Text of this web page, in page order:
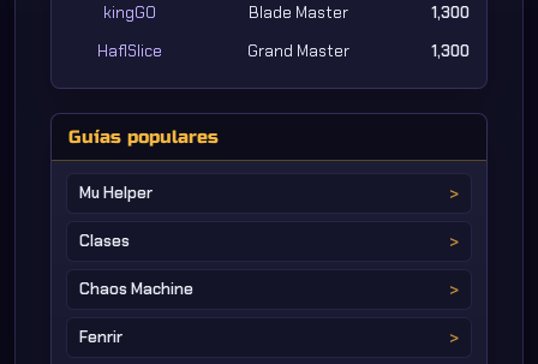
kingGO
Blade Master
1,300
HaflSlice
Grand Master 1,300
Guías populares
Mu Helper
Clases
Chaos Machine
Fenrir